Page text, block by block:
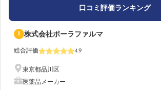
口コミ評価ランキング
1 株式会社ポーラファルマ
総合評価 4.9
東京都品川区
医薬品メーカー